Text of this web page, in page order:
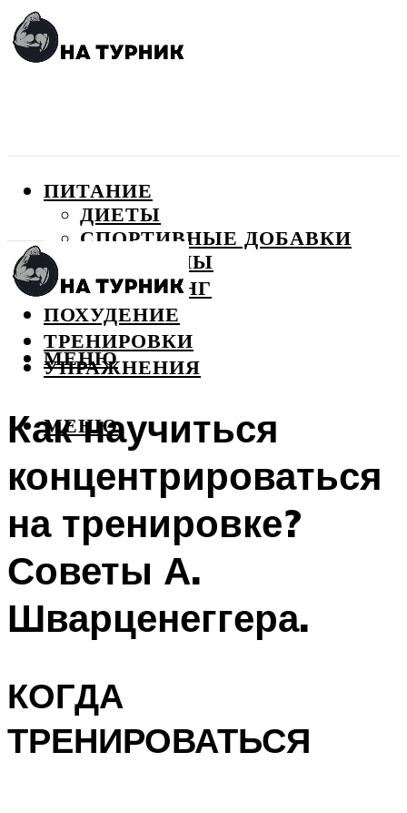
ПИТАНИЕ
ДИЕТЫ
СПОРТИВНЫЕ ДОБАВКИ
ВИТАМИНЫ
БОДИБИЛДИНГ
ПОХУДЕНИЕ
ТРЕНИРОВКИ
УПРАЖНЕНИЯ
МЕНЮ
МЕНЮ
Как научиться
концентрироваться
на тренировке?
Советы А.
Шварценеггера.
КОГДА
ТРЕНИРОВАТЬСЯ